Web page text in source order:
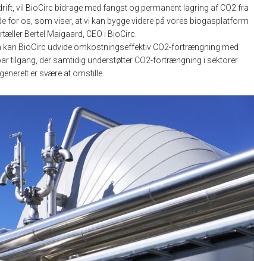
vil BioCirc bidrage med fangst og permanent lagring af CO2 fra
for os, som viser, at vi kan bygge videre på vores biogasplatform
Bertel Maigaard, CEO i BioCirc.
BioCirc udvide omkostningseffektiv CO2-fortrængning med
tilgang, der samtidig understøtter CO2-fortrængning i sektorer
er svære at omstille.